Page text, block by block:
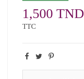
1,500 TND
TTC